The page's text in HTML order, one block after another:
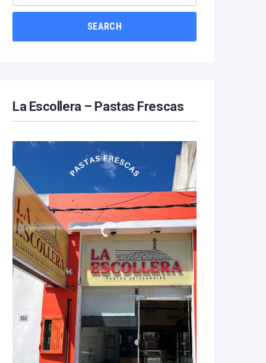
SEARCH
La Escollera – Pastas Frescas